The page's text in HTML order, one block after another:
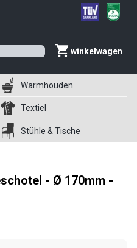
winkelwagen
Warmhouden
Textiel
Stühle & Tische
- Ø 170mm -